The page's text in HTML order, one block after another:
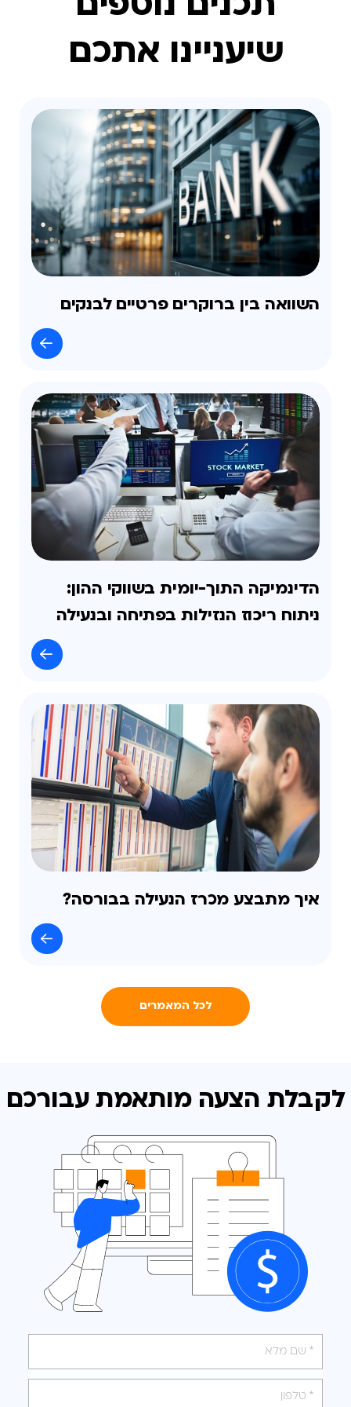
שיעניינו אתכם
השוואה בין ברוקרים פרטיים לבנקים
הדינמיקה התוך-יומית בשווקי ההון:
ניתוח ריכוז הנזילות בפתיחה ובנעילה
איך מתבצע מכרז הנעילה בבורסה?
לכל המאמרים
לקבלת הצעה מותאמת עבורכם
אנא
מלאו
את